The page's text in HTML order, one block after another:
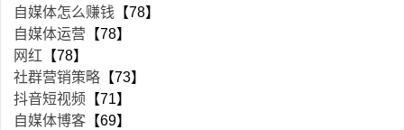
自媒体怎么赚钱 【78】
自媒体运营 【78】
网红 【78】
社群营销策略 【73】
抖音短视频 【71】
自媒体博客 【69】